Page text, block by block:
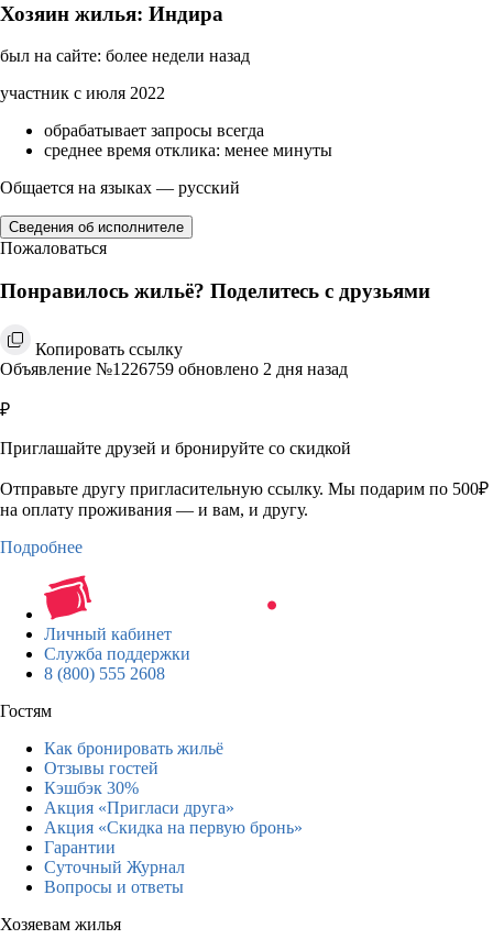
Хозяин жилья: Индира
был на сайте: более недели назад
участник с июля 2022
обрабатывает запросы всегда
среднее время отклика: менее минуты
Общается на языках — русский
Сведения об исполнителе
Пожаловаться
Понравилось жильё? Поделитесь с друзьями
Копировать ссылку
Объявление №1226759 обновлено 2 дня назад
₽
Приглашайте друзей и бронируйте со скидкой
Отправьте другу пригласительную ссылку. Мы подарим по 500₽
на оплату проживания — и вам, и другу.
Подробнее
Личный кабинет
Служба поддержки
8 (800) 555 2608
Гостям
Как бронировать жильё
Отзывы гостей
Кэшбэк 30%
Акция «Пригласи друга»
Акция «Скидка на первую бронь»
Гарантии
Суточный Журнал
Вопросы и ответы
Хозяевам жилья